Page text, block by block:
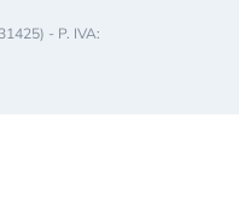
- P. IVA: